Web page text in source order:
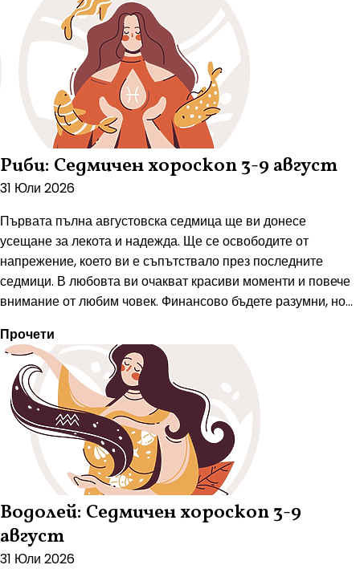
Риби: Седмичен хороскоп 3-9 август
31 Юли 2026
Първата пълна августовска седмица ще ви донесе
усещане за лекота и надежда. Ще се освободите от
напрежение, което ви е съпътствало през последните
седмици. В любовта ви очакват красиви моменти и повече
внимание от любим човек. Финансово бъдете разумни, но...
Прочети
Водолей: Седмичен хороскоп 3-9
август
31 Юли 2026